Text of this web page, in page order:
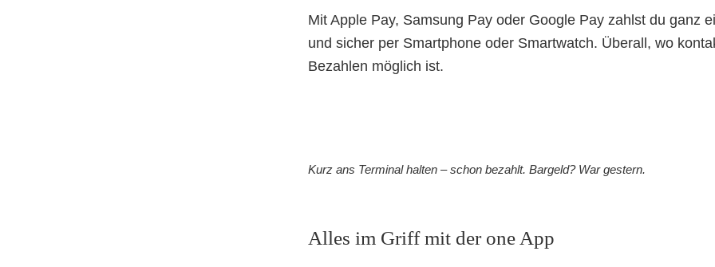
Mit Apple Pay, Samsung Pay oder Google Pay zahlst du ganz
und sicher per Smartphone oder Smartwatch. Überall, wo
Bezahlen möglich ist.
Kurz ans Terminal halten – schon bezahlt. Bargeld? War gestern.
Alles im Griff mit der one App